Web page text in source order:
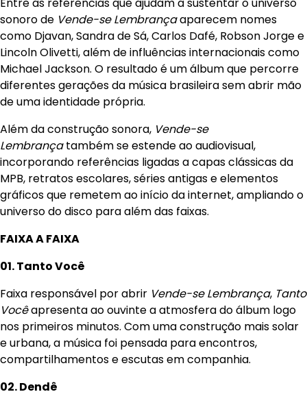
sonoro de Vende-se Lembrançaaparecem nomes
como Djavan, Sandra de Sá, Carlos Dafé, Robson Jorge e
Lincoln Olivetti, além de influências internacionais como
Michael Jackson. O resultado é um álbum que percorre
diferentes gerações da música brasileira sem abrir mão
de uma identidade própria.
Além da construção sonora, Vende-se
Lembrançatambém se estende ao audiovisual,
incorporando referências ligadas a capas clássicas da
MPB, retratos escolares, séries antigas e elementos
gráficos que remetem ao início da internet, ampliando o
universo do disco para além das faixas.
FAIXA A FAIXA
01. Tanto Você
Faixa responsável por abrir Vende-se Lembrança, Tanto
Vocêapresenta ao ouvinte a atmosfera do álbum logo
nos primeiros minutos. Com uma construção mais solar
e urbana, a música foi pensada para encontros,
compartilhamentos e escutas em companhia.
02. Dendê